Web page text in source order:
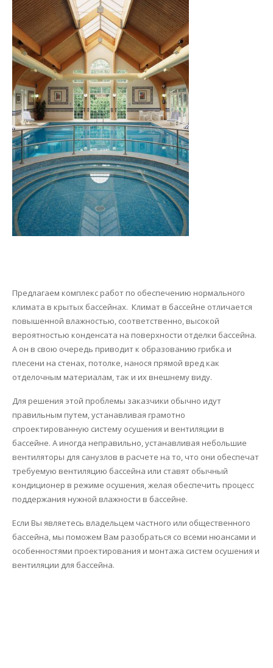
Осушення
Опалення
Предлагаем комплекс работ по обеспечению нормального
климата в крытых бассейнах. Климат в бассейне отличается
повышенной влажностью, соответственно, высокой
вероятностью конденсата на поверхности отделки бассейна.
А он в свою очередь приводит к образованию грибка и
плесени на стенах, потолке, нанося прямой вред как
отделочным материалам, так и их внешнему виду.
Для решения этой проблемы заказчики обычно идут
правильным путем, устанавливая грамотно
спроектированную систему осушения и вентиляции в
бассейне. А иногда неправильно, устанавливая небольшие
вентиляторы для санузлов в расчете на то, что они обеспечат
требуемую вентиляцию бассейна или ставят обычный
кондиционер в режиме осушения, желая обеспечить процесс
поддержания нужной влажности в бассейне.
Если Вы являетесь владельцем частного или общественного
бассейна, мы поможем Вам разобраться со всеми нюансами и
особенностями проектирования и монтажа систем осушения и
вентиляции для бассейна.